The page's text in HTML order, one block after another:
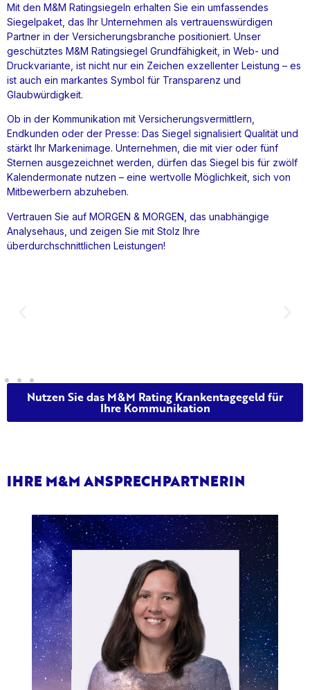
Mit den M&M Ratingsiegeln erhalten Sie ein umfassendes
Siegelpaket, das Ihr Unternehmen als vertrauenswürdigen
Partner in der Versicherungsbranche positioniert. Unser
geschütztes M&M Ratingsiegel Grundfähigkeit, in Web- und
Druckvariante, ist nicht nur ein Zeichen exzellenter Leistung – es
ist auch ein markantes Symbol für Transparenz und
Glaubwürdigkeit.
Ob in der Kommunikation mit Versicherungsvermittlern,
Endkunden oder der Presse: Das Siegel signalisiert Qualität und
stärkt Ihr Markenimage. Unternehmen, die mit vier oder fünf
Sternen ausgezeichnet werden, dürfen das Siegel bis für zwölf
Kalendermonate nutzen – eine wertvolle Möglichkeit, sich von
Mitbewerbern abzuheben.
Vertrauen Sie auf MORGEN & MORGEN, das unabhängige
Analysehaus, und zeigen Sie mit Stolz Ihre
überdurchschnittlichen Leistungen!
Nutzen Sie das M&M Rating Krankentagegeld für
Ihre Kommunikation
IHRE M&M ANSPRECHPARTNERIN